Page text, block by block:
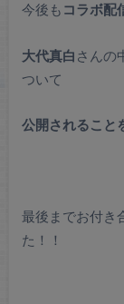
今後も コラボ配
大代真白 さんの
ついて
公開されること
最後までお付き
た！！